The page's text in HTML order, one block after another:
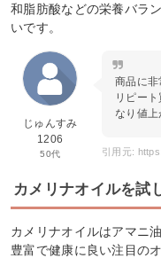
和脂肪酸などの栄養バラ
いです。
じゅんすみ
1206
50代
商品に非
リピー
なり値上
カメリナオイルを試
カメリナオイルはアマニ
豊富で健康に良い注目の